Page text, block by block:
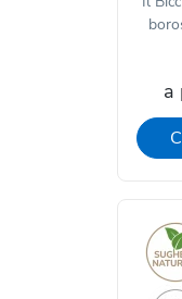
a